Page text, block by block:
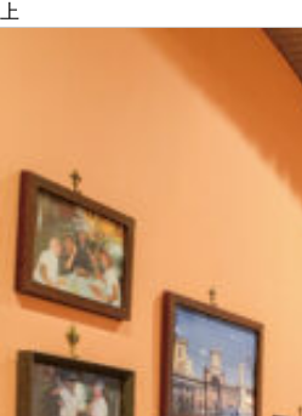
CULTURE
すべて
関西で開催。
おすすめの展覧会
おすすめの映画
上